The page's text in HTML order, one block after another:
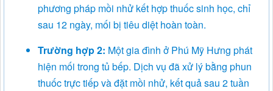
phương pháp mồi nhử kết hợp thuốc sinh học, chỉ
sau 12 ngày, mối bị tiêu diệt hoàn toàn.
Trường hợp 2: Một gia đình ở Phú Mỹ Hưng phát
hiện mối trong tủ bếp. Dịch vụ đã xử lý bằng phun
thuốc trực tiếp và đặt mồi nhử, kết quả sau 2 tuần